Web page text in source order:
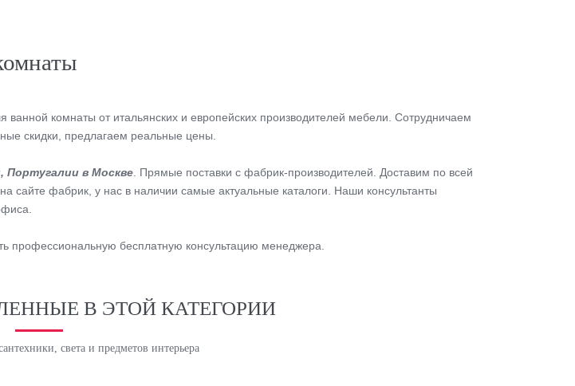
комнаты от итальянских и европейских производителей мебели. Сотрудничаем
скидки, предлагаем реальные цены.
Португалии в Москве . Прямые поставки с фабрик-производителей. Доставим по всей
фабрик, у нас в наличии самые актуальные каталоги. Наши консультанты
профессиональную бесплатную консультацию менеджера.
В ЭТОЙ КАТЕГОРИИ
света и предметов интерьера